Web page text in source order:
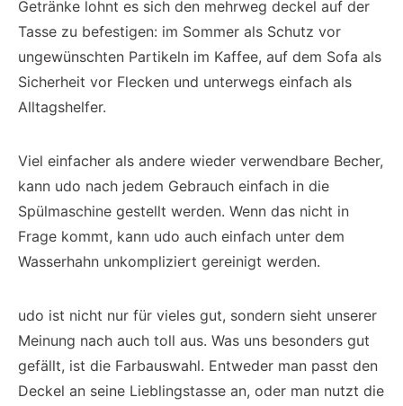
Getränke lohnt es sich den mehrweg deckel auf der
Tasse zu befestigen: im Sommer als Schutz vor
ungewünschten Partikeln im Kaffee, auf dem Sofa als
Sicherheit vor Flecken und unterwegs einfach als
Alltagshelfer.
Viel einfacher als andere wieder verwendbare Becher,
kann udo nach jedem Gebrauch einfach in die
Spülmaschine gestellt werden. Wenn das nicht in
Frage kommt, kann udo auch einfach unter dem
Wasserhahn unkompliziert gereinigt werden.
udo ist nicht nur für vieles gut, sondern sieht unserer
Meinung nach auch toll aus. Was uns besonders gut
gefällt, ist die Farbauswahl. Entweder man passt den
Deckel an seine Lieblingstasse an, oder man nutzt die